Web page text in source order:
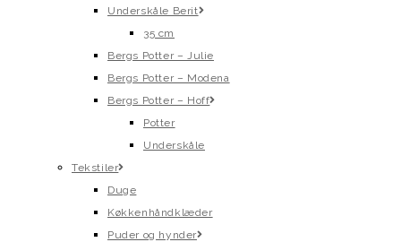
Underskåle Berit
35 cm
Bergs Potter – Julie
Bergs Potter – Modena
Bergs Potter – Hoff
Potter
Underskåle
Tekstiler
Duge
Køkkenhåndklæder
Puder og hynder